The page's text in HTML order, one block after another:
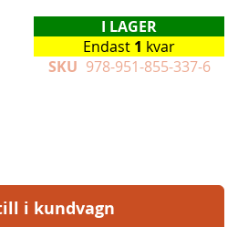
I LAGER
Endast 1 kvar
SKU 978-951-855-337-6
i kundvagn